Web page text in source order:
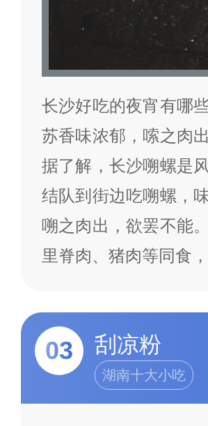
长沙好吃的夜宵有哪
苏香味浓郁，嗦之肉
据了解，长沙嗍螺是
结队到街边吃嗍螺，
嗍之肉出，欲罢不能
里脊肉、猪肉等同食
03 刮凉粉
湖南十大小吃